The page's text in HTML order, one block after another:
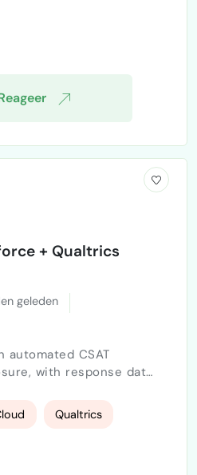
er mensen zijn die het
te helpen met het
van een pcb
+ Qualtrics
geleden
automated CSAT
with response data
and Qualtrics. The
lightweight, and
without recurring
Salesforce changes.
Qualtrics